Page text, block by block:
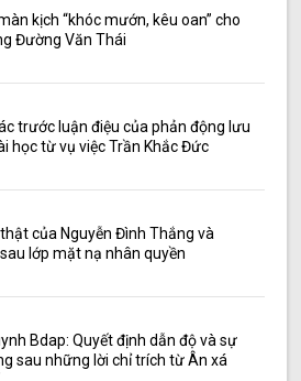
kịch “khóc mướn, kêu oan” cho
Đường Văn Thái
trước luận điệu của phản động lưu
học từ vụ việc Trần Khắc Đức
của Nguyễn Đình Thắng và
sau lớp mặt nạ nhân quyền
Bdap: Quyết định dẫn độ và sự
sau những lời chỉ trích từ Ân xá